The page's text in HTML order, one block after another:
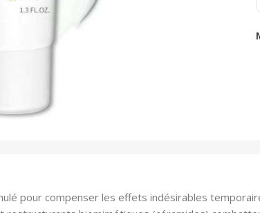
pour compenser les effets indésirables